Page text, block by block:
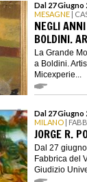
Dal 27 Giugno
MESAGNE |
NEGLI
BOLDINI.
La Grande
a Boldini.
Micexperie...
Dal 27 Giugno
MILANO |
JORGE R.
Dal 27
Fabbrica del
Giudizio